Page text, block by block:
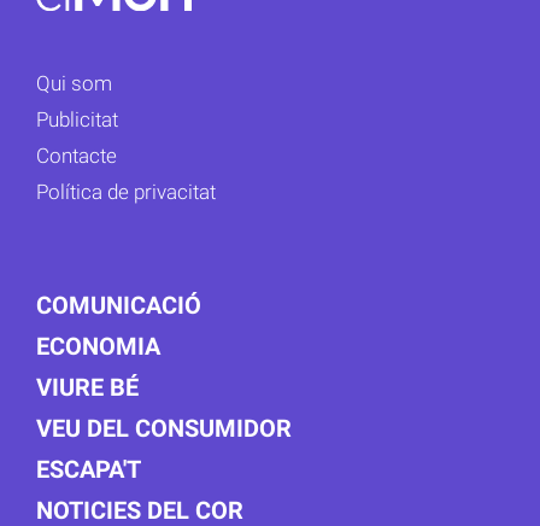
Qui som
Publicitat
Contacte
Política de privacitat
COMUNICACIÓ
ECONOMIA
VIURE BÉ
VEU DEL CONSUMIDOR
ESCAPA'T
NOTICIES DEL COR